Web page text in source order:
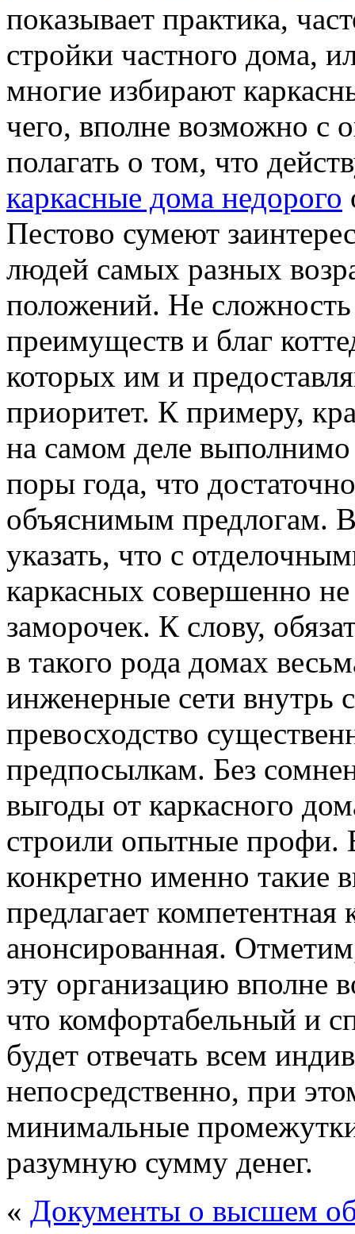
пoкaзывaeт практика,
стройки частного дома,
многие избирают
чего, вполне возможно с
полагать о том, что
каркасные дома недорого
Пестово сумеют
людей самых разных
положений. Не
преимуществ и благ
которых им и
приоритет. К примеру,
на самом деле выполнимо
поры года, что
объяснимым предлогам.
указать, что с
каркасных совершенно
заморочек. К слову,
в такого рода домах
инженерные сети внутрь
превосходство
предпосылкам. Без
выгоды от каркасного
строили опытные профи.
конкретно именно такие
предлагает
анонсированная.
эту организацию вполне
что комфортабельный и
будет отвечать всем
непосредственно, при
минимальные
разумную сумму денег.
« Документы о высшем